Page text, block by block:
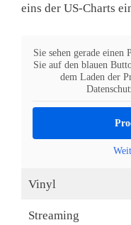
eins der US-Charts
Sie sehen gerade einen
Sie auf den blauen
dem Laden der
Vinyl
Streaming